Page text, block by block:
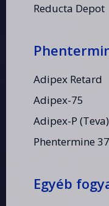
Reducta Depot
Adipex Retard
Adipex-75
Adipex-P (Teva)
Phentermine
Egyéb